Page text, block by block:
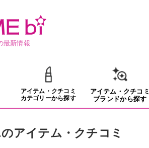
最新情報
アイテム・クチコミ
カテゴリーから探す
アイテム・クチコミ
ブランドから探す
のアイテム・クチコミ